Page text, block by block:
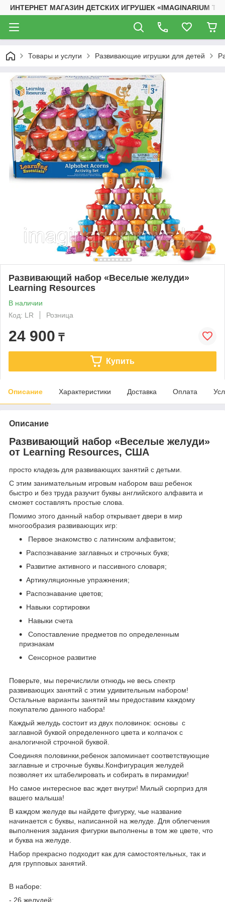
ИНТЕРНЕТ МАГАЗИН ДЕТСКИХ ИГРУШЕК «IMAGINARIUM
Товары и услуги Развивающие игрушки для детей
Развивающий набор «Веселые желуди»
Learning Resources
В наличии
Код: LR
Розница
24 900 ₸
Купить
Описание Характеристики Доставка Оплата
Описание
Развивающий набор «Веселые желуди»
от Learning Resources, США
просто кладезь для развивающих занятий с детьми.
С этим занимательным игровым набором ваш ребенок
быстро и без труда разучит буквы английского алфавита и
сможет составлять простые слова.
Помимо этого данный набор открывает двери в мир
многообразия развивающих игр:
Первое знакомство с латинским алфавитом;
Распознавание заглавных и строчных букв;
Развитие активного и пассивного словаря;
Артикуляционные упражнения;
Распознавание цветов;
Навыки сортировки
Навыки счета
Сопоставление предметов по определенным
признакам
Сенсорное развитие
Поверьте, мы перечислили отнюдь не весь спектр
развивающих занятий с этим удивительным набором!
Остальные варианты занятий мы предоставим каждому
покупателю данного набора!
Каждый желудь состоит из двух половинок: основы с
заглавной буквой определенного цвета и колпачок с
аналогичной строчной буквой.
Соединяя половинки,ребенок запоминает соответствующие
заглавные и строчные буквы.Конфигурация желудей
позволяет их штабелировать и собирать в пирамидки!
Но самое интересное вас ждет внутри! Милый сюрприз для
вашего малыша!
В каждом желуде вы найдете фигурку, чье название
начинается с буквы, написанной на желуде. Для облегчения
выполнения задания фигурки выполнены в том же цвете, что
и буква на желуде.
Набор прекрасно подходит как для самостоятельных, так и
для групповых занятий.
В наборе:
- 26 желудей;